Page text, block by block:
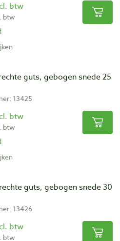
btw
btw
guts, gebogen snede 25
13425
btw
btw
guts, gebogen snede 30
13426
btw
btw